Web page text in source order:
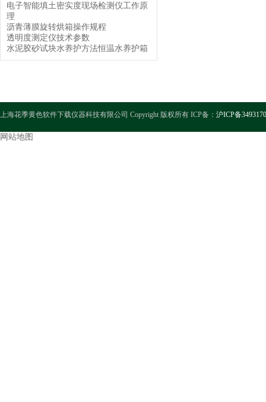
电子智能填土密实度现场检测仪工作原
理
沥青薄膜旋转烘箱操作规程
透明度测定仪技术参数
水泥胶砂试块水养护方法恒温水养护箱
上海花季黄色软件下载仪器科技有限公司 Copyright 版权所有 ICP备： 沪ICP备
网站地图